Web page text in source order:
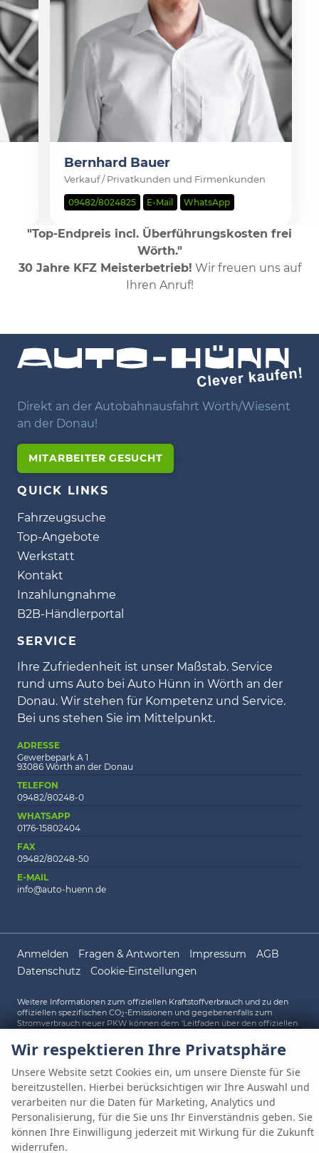
Bernhard Bauer
Verkauf / Privatkunden und Firmenkunden
09482/8024825 E-Mail WhatsApp
"Top-Endpreis incl. Überführungskosten frei
Wörth."
30 Jahre KFZ Meisterbetrieb! Wir freuen uns auf
Ihren Anruf!
Direkt an der Autobahnausfahrt Wörth/Wiesent
an der Donau!
MITARBEITER GESUCHT
QUICK LINKS
Fahrzeugsuche
Top-Angebote
Werkstatt
Kontakt
Inzahlungnahme
B2B-Händlerportal
SERVICE
Ihre Zufriedenheit ist unser Maßstab. Service
rund ums Auto bei Auto Hünn in Wörth an der
Donau. Wir stehen für Kompetenz und Service.
Bei uns stehen Sie im Mittelpunkt.
ADRESSE
Gewerbepark A 1
93086 Wörth an der Donau
TELEFON
09482/80248-0
WHATSAPP
0176-15802404
FAX
09482/80248-50
E-MAIL
info@auto-huenn.de
Anmelden Fragen & Antworten Impressum
AGB
Datenschutz
Cookie-Einstellungen
Weitere Informationen zum offiziellen Kraftstoffverbrauch und zu den
offiziellen spezifischen CO2-Emissionen und gegebenenfalls zum
Stromverbrauch neuer PKW können dem 'Leitfaden über den offiziellen
offiziellen Stromverbrauch neuer PKW' entnommen werden, der an allen
Verkaufsstellen und bei der 'Deutschen Automobil Treuhand GmbH'
unentgeltlich erhältlich ist unter www.dat.de.
AUTO HÜNN OHG Gewerbepark A 1 93086
Wörth an der
09482/80248-0 Powered by Autrado
Wir respektieren Ihre Privatsphäre
Unsere Website setzt Cookies ein, um unsere Dienste für Sie
bereitzustellen. Hierbei berücksichtigen wir Ihre Auswahl und
verarbeiten nur die Daten für Marketing, Analytics und
Personalisierung, für die Sie uns Ihr Einverständnis geben. Sie
können Ihre Einwilligung jederzeit mit Wirkung für die Zukunft
widerrufen.